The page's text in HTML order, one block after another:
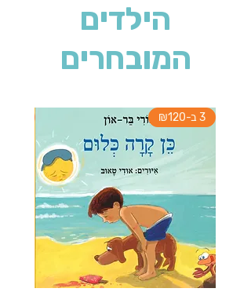
הילדים
המובחרים
3 ב-₪120